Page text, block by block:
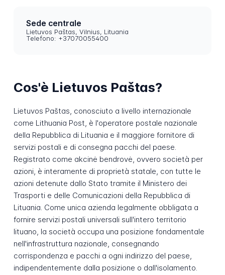
Sede centrale
Lietuvos Paštas, Vilnius, Lituania
Telefono: +37070055400
Cos'è Lietuvos Paštas?
Lietuvos Paštas, conosciuto a livello internazionale
come Lithuania Post, è l'operatore postale nazionale
della Repubblica di Lituania e il maggiore fornitore di
servizi postali e di consegna pacchi del paese.
Registrato come akcinė bendrovė, ovvero società per
azioni, è interamente di proprietà statale, con tutte le
azioni detenute dallo Stato tramite il Ministero dei
Trasporti e delle Comunicazioni della Repubblica di
Lituania. Come unica azienda legalmente obbligata a
fornire servizi postali universali sull'intero territorio
lituano, la società occupa una posizione fondamentale
nell'infrastruttura nazionale, consegnando
corrispondenza e pacchi a ogni indirizzo del paese,
indipendentemente dalla posizione o dall'isolamento.